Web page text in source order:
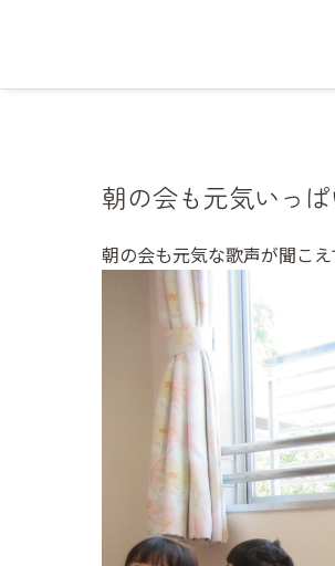
朝の会も元気いっ
朝の会も元気な歌声が聞こ